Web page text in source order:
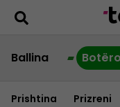
Ballina
Prishtina Prizreni